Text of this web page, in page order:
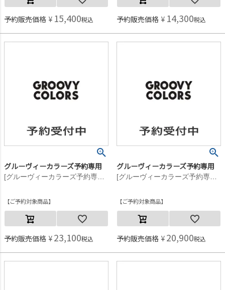
予約販売価格 ¥ 15,400税込 予約販売価格 ¥ 14,300税込
グルーヴィーカラーズ予約専用
[グルーヴィーカラーズ予約専用] ライトシェル S タフタ ZIP JK【9月入荷予定】 16BEベージュ
ご予約対象商品
予約販売価格 ¥ 23,100税込
グルーヴィーカラーズ予約専用
[グルーヴィーカラーズ予約専用] ライトシェル S タフタ ZIP JK【9月入荷予定】 16BEベージュ
ご予約対象商品
予約販売価格 ¥ 20,900税込